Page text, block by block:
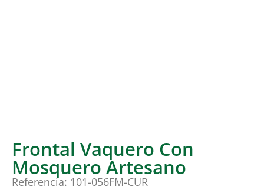
Frontal Vaquero Con
Mosquero Artesano
Referencia: 101-056FM-CUR